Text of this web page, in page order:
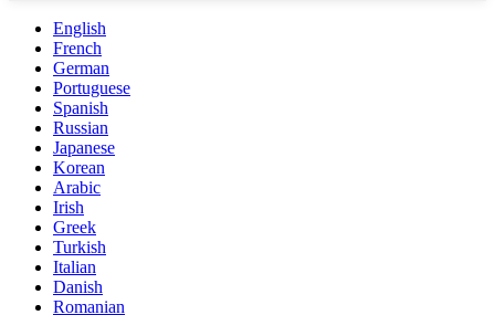
English
French
German
Portuguese
Spanish
Russian
Japanese
Korean
Arabic
Irish
Greek
Turkish
Italian
Danish
Romanian